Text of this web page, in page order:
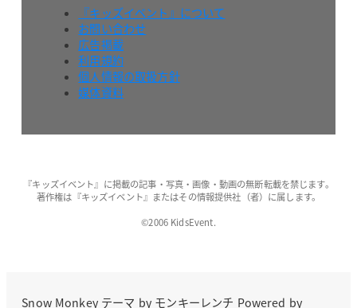
『キッズイベント』について
お問い合わせ
広告掲載
利用規約
個人情報の取扱方針
媒体資料
『キッズイベント』に掲載の記事・写真・画像・動画の無断転載を禁じます。
著作権は『キッズイベント』またはその情報提供社（者）に属します。
©2006 KidsEvent.
Snow Monkeyテーマ by モンキーレンチ Powered by